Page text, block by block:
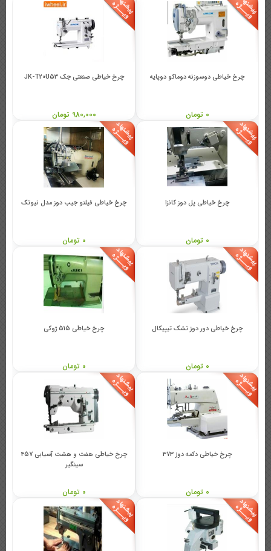
چرخ خیاطی دوسوزنه دوماکو دوپایه
0 تومان
چرخ خیاطی صنعتی جک JK-T20U53
980,000 تومان
چرخ خیاطی پل دوز کانزا
0 تومان
چرخ خیاطی فیلتو جیب دوز مدل نیوتک
0 تومان
چرخ خیاطی دور دوز تشک تیپیکال
0 تومان
چرخ خیاطی 515 ژوکی
0 تومان
چرخ خیاطی دکمه دوز 373
0 تومان
چرخ خیاطی هفت و هشت آسیابی 457
سینگیر
0 تومان